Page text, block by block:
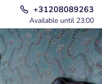
+31208089263
Available until 23:00